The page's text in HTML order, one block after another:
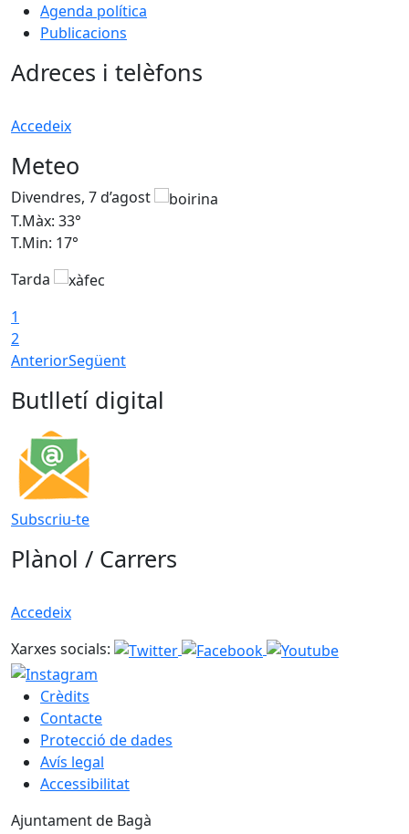
Agenda política
Publicacions
Adreces i telèfons
Accedeix
Meteo
Divendres, 7 d’agost
T.Màx: 33°
T.Min: 17°
Tarda
1
2
AnteriorSegüent
Butlletí digital
Subscriu-te
Plànol / Carrers
Accedeix
Xarxes socials:
Crèdits
Contacte
Protecció de dades
Avís legal
Accessibilitat
Ajuntament de Bagà